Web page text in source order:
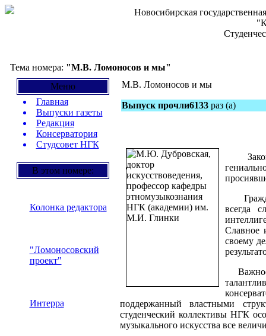
Новосибирская
Тема номера: "М.В. Ломоносов и мы"
Меню
Главная
Выпуски газеты
Редакция
Консерватория
Студсовет НГК
В этом номере:
Колонка редактора
"Ломоносовский
проект"
Интерра
М.В. Ломоносов и мы
Выпуск прочли6133раз (а)
всегда
Славное
своему
поддержанный властными
студенческий коллективы НГК
музыкального искусства все